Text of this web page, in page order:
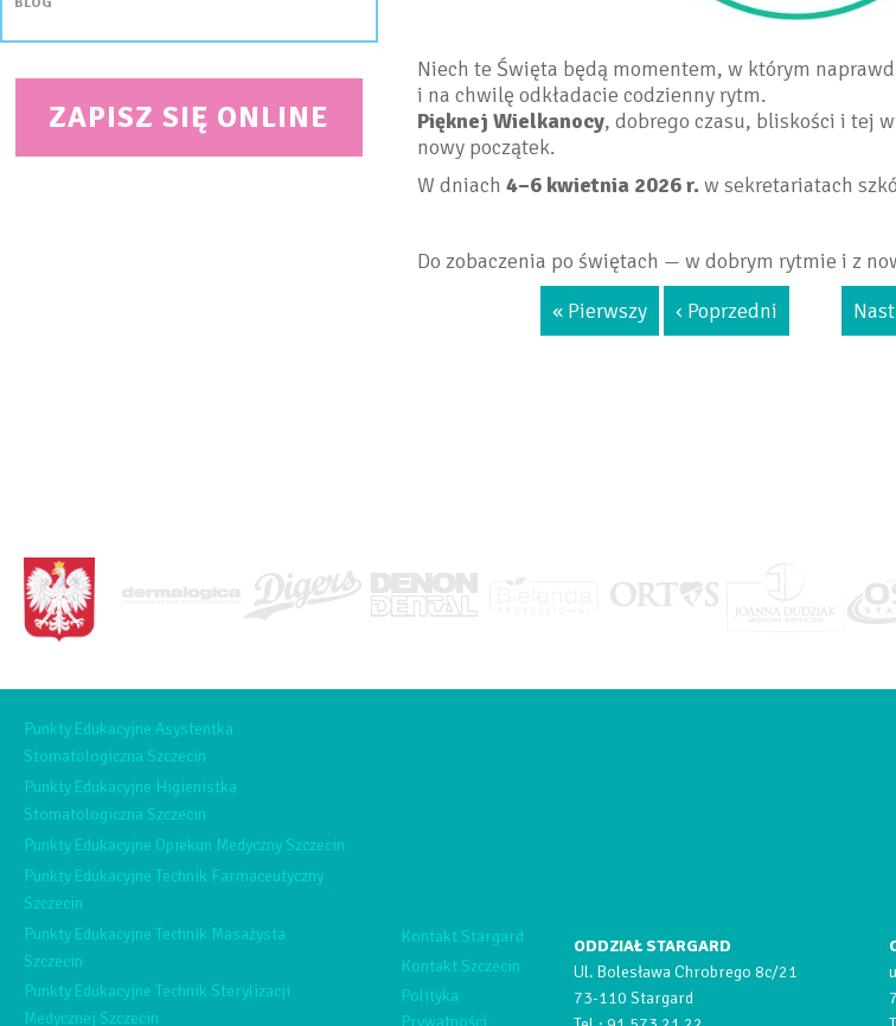
ZAPISZ SIĘ ONLINE
Niech te Święta będą momentem, w którym
i na chwilę odkładacie codzienny rytm.
Pięknej Wielkanocy, dobrego czasu, bliskości i tej
nowy początek.
W dniach 4–6 kwietnia 2026 r.w sekretariatach
Do zobaczenia po świętach — w dobrym rytmie i z
« Pierwszy
‹ Poprzedni
Punkty Edukacyjne Asystentka
Stomatologiczna Szczecin
Punkty Edukacyjne Higienistka
Stomatologiczna Szczecin
Punkty Edukacyjne Opiekun Medyczny Szczecin
Punkty Edukacyjne Technik Farmaceutyczny
Szczecin
Punkty Edukacyjne Technik Masażysta
Szczecin
Punkty Edukacyjne Technik Sterylizacji
Medycznej Szczecin
Kontakt Stargard
Kontakt Szczecin
Polityka
Prywatności
ODDZIAŁ STARGARD
Ul. Bolesława Chrobrego 8c/21
73-110 Stargard